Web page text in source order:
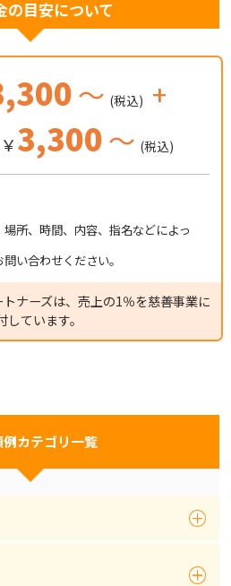
の目安について
～ (税込) +
3,300～ (税込)
所、時間、内容、指名などによっ
い合わせください。
ナーズは、売上の1％を慈善事業に
しています。
例カテゴリ一覧